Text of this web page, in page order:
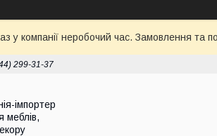
у компанії неробочий час. Замовлення та
299-31-37
імпортер
меблів,